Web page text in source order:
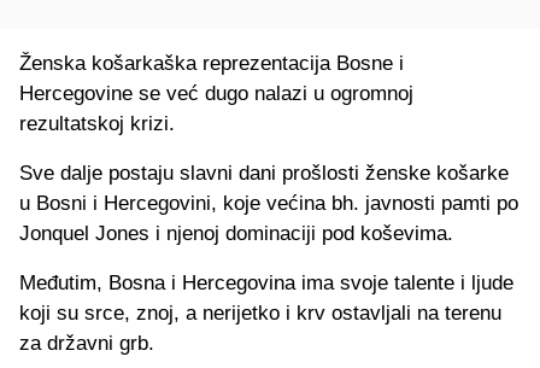
Ženska košarkaška reprezentacija Bosne i
Hercegovine se već dugo nalazi u ogromnoj
rezultatskoj krizi.
Sve dalje postaju slavni dani prošlosti ženske košarke
u Bosni i Hercegovini, koje većina bh. javnosti pamti po
Jonquel Jones i njenoj dominaciji pod koševima.
Međutim, Bosna i Hercegovina ima svoje talente i ljude
koji su srce, znoj, a nerijetko i krv ostavljali na terenu
za državni grb.